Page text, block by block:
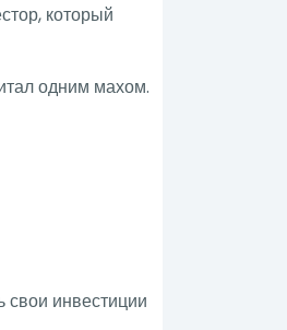
который
одним махом.
свои инвестиции